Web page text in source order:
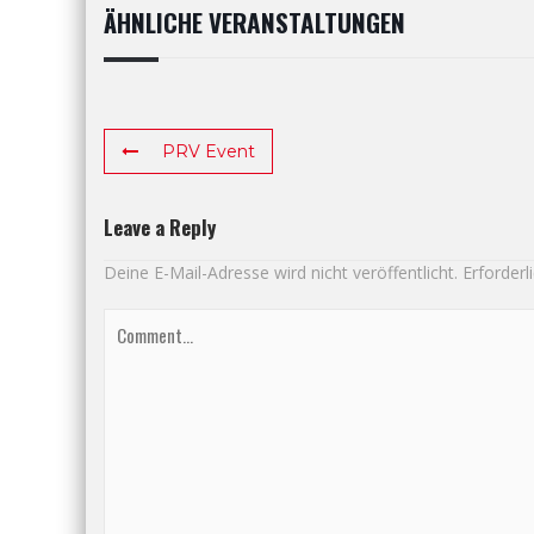
ÄHNLICHE VERANSTALTUNGEN
PRV Event
Leave a Reply
Deine E-Mail-Adresse wird nicht veröffentlicht.